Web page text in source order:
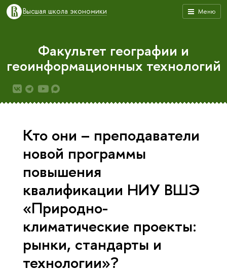
Меню
Высшая школа экономики
Факультет географии и
геоинформационных технологий
Кто они – преподаватели
новой программы
повышения
квалификации НИУ ВШЭ
«Природно-
климатические проекты:
рынки, стандарты и
технологии»?